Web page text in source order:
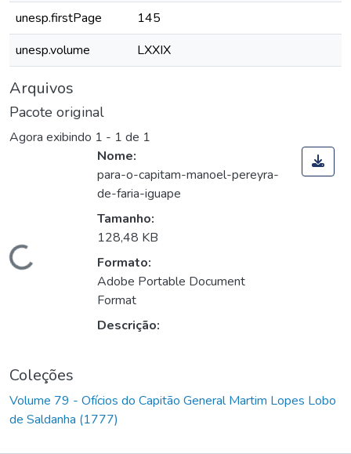
unesp.firstPage
145
unesp.volume
LXXIX
Arquivos
Pacote original
Agora exibindo 1 - 1 de 1
Carregando...
Nome:
para-o-capitam-manoel-pereyra-
de-faria-iguape
Tamanho:
128,48 KB
Formato:
Adobe Portable Document
Format
Descrição:
Coleções
Volume 79 - Ofícios do Capitão General Martim Lopes Lobo
de Saldanha (1777)